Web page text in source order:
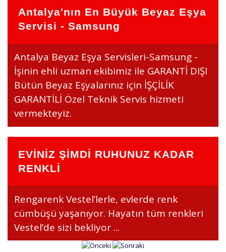
Antalya'nın En Büyük Beyaz Eşya
Servisi - Samsung
Antalya Beyaz Eşya Servisleri-Samsung -
İşinin ehli uzman ekibimiz ile GARANTİ DIŞI
Bütün Beyaz Eşyalarınız için İŞÇİLİK
GARANTİLİ Özel Teknik Servis hizmeti
vermekteyiz.
EVİNİZ ŞİMDİ RUHUNUZ KADAR
RENKLİ
Rengarenk Vestel’lerle, evlerde renk
cümbüşü yaşanıyor. Hayatın tüm renkleri
Vestel’de sizi bekliyor ...